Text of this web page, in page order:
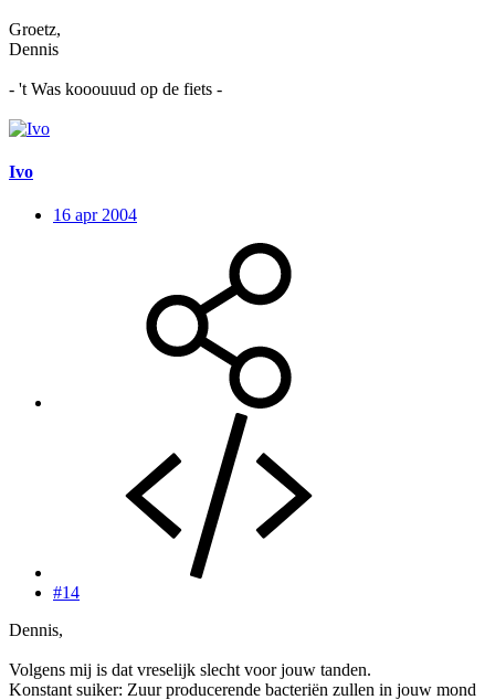
Groetz,
Dennis
- 't Was kooouuud op de fiets -
Ivo
16 apr 2004
#14
Dennis,
Volgens mij is dat vreselijk slecht voor jouw tanden.
Konstant suiker: Zuur producerende bacteriën zullen in jouw mond